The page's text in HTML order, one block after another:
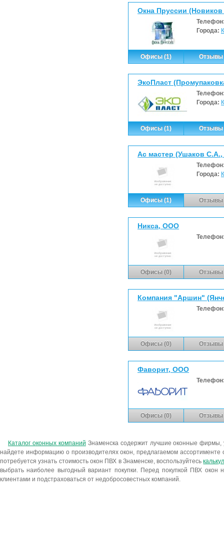
Окна Пруссии
Города:
Офисы (1) Отзывы
ЭкоПласт
Города:
Офисы (1) Отзывы
Ас мастер (Ушаков
Города:
Офисы (1) Отзывы
Никса, ООО
Офисы (0) Отзывы
Компания "Аршин"
Офисы (0) Отзывы
Фаворит, ООО
Офисы (0) Отзывы
Каталог оконных компаний Знаменска содержит лучшие оконные
найдете информацию о производителях окон, предлагаемом
потребуется узнать стоимость окон ПВХ в Знаменске, воспользуйтесь
выбрать наиболее выгодный вариант покупки. Перед покупкой ПВХ окон
клиентами и подстраховаться от недобросовестных компаний.